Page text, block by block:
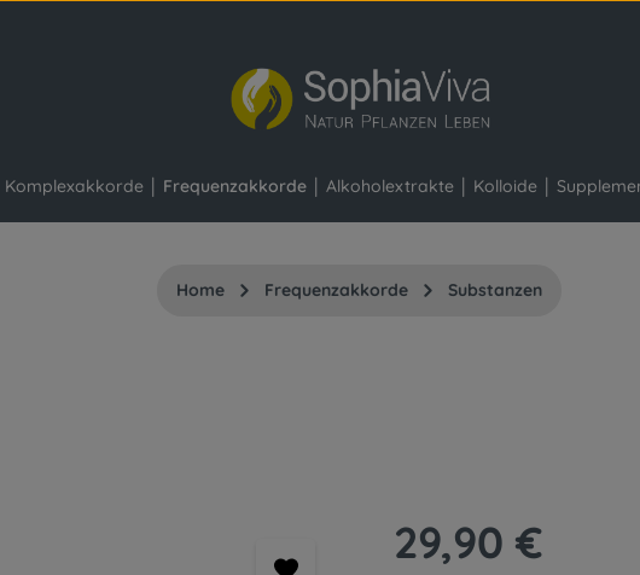
Komplexakkorde Frequenzakkorde Alkoholextrakte Kolloide
Home Frequenzakkorde Substanzen
Regulärer Preis:
29,90 €